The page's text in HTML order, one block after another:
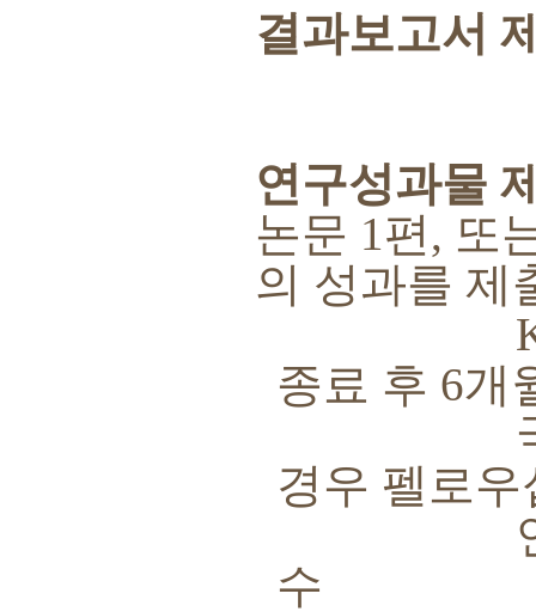
결과보고서
연구성과물
논문 1편, 또
의 성과를 제
종료 후 6개
국제전
경우 펠로
연구성
수